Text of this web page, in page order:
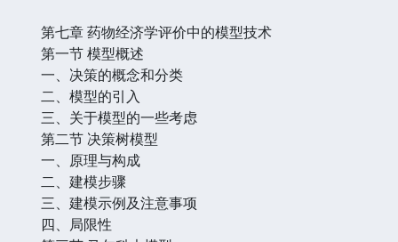
第七章 药物经济学评价中的模型技术
第一节 模型概述
一、决策的概念和分类
二、模型的引入
三、关于模型的一些考虑
第二节 决策树模型
一、原理与构成
二、建模步骤
三、建模示例及注意事项
四、局限性